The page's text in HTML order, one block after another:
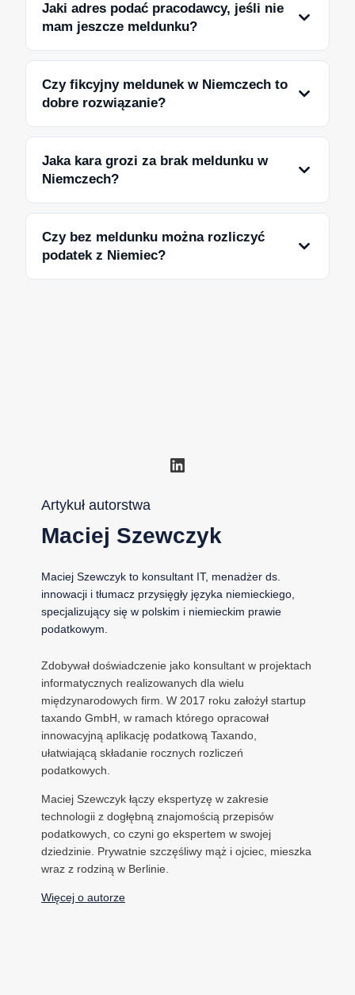
Jaki adres podać pracodawcy, jeśli nie
mam jeszcze meldunku?
Czy fikcyjny meldunek w Niemczech to
dobre rozwiązanie?
Jaka kara grozi za brak meldunku w
Niemczech?
Czy bez meldunku można rozliczyć
podatek z Niemiec?
LinkedIn
Artykuł autorstwa
Maciej Szewczyk
Maciej Szewczyk to konsultant IT, menadżer ds.
innowacji i tłumacz przysięgły języka niemieckiego,
specjalizujący się w polskim i niemieckim prawie
podatkowym.
Zdobywał doświadczenie jako konsultant w projektach
informatycznych realizowanych dla wielu
międzynarodowych firm. W 2017 roku założył startup
taxando GmbH, w ramach którego opracował
innowacyjną aplikację podatkową Taxando,
ułatwiającą składanie rocznych rozliczeń
podatkowych.
Maciej Szewczyk łączy ekspertyzę w zakresie
technologii z dogłębną znajomością przepisów
podatkowych, co czyni go ekspertem w swojej
dziedzinie. Prywatnie szczęśliwy mąż i ojciec, mieszka
wraz z rodziną w Berlinie.
Więcej o autorze